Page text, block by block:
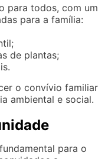
para todos, com um
para a família:
de plantas;
o convívio familiar
ambiental e social.
para o